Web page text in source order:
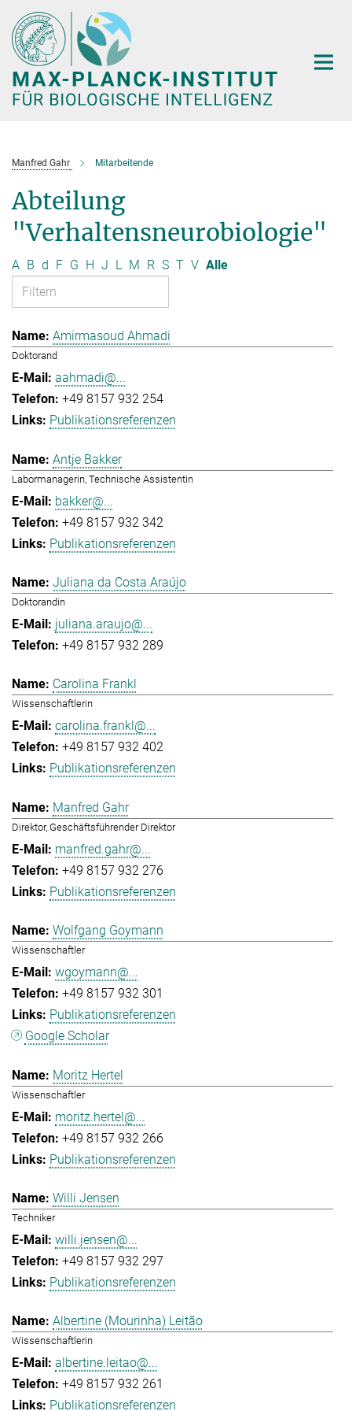
Hauptinhalt
Manfred Gahr Mitarbeitende
Abteilung
"Verhaltensneurobiologie"
A B d F G H J L M R S T V Alle
Amirmasoud Ahmadi
Doktorand
aahmadi@...
+49 8157 932 254
Publikationsreferenzen
Antje Bakker
Labormanagerin, Technische Assistentin
bakker@...
+49 8157 932 342
Publikationsreferenzen
Juliana da Costa Araújo
Doktorandin
juliana.araujo@...
+49 8157 932 289
Carolina Frankl
Wissenschaftlerin
carolina.frankl@...
+49 8157 932 402
Publikationsreferenzen
Manfred Gahr
Direktor, Geschäftsführender Direktor
manfred.gahr@...
+49 8157 932 276
Publikationsreferenzen
Wolfgang Goymann
Wissenschaftler
wgoymann@...
+49 8157 932 301
Publikationsreferenzen
Google Scholar
Moritz Hertel
Wissenschaftler
moritz.hertel@...
+49 8157 932 266
Publikationsreferenzen
Willi Jensen
Techniker
willi.jensen@...
+49 8157 932 297
Publikationsreferenzen
Albertine (Mourinha) Leitão
Wissenschaftlerin
albertine.leitao@...
+49 8157 932 261
Publikationsreferenzen